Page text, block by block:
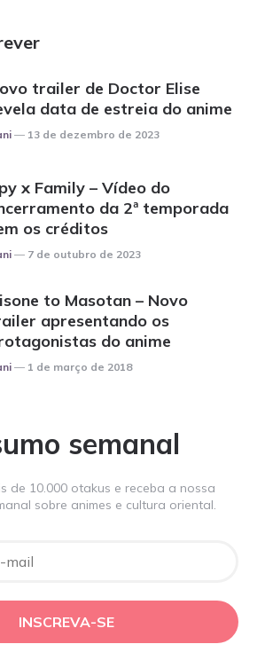
trailer de Doctor Elise
data de estreia do anime
13 de dezembro de 2023
x Family – Vídeo do
da 2ª temporada
os créditos
7 de outubro de 2023
to Masotan – Novo
apresentando os
do anime
1 de março de 2018
semanal
de 10.000 otakus e receba a nossa
sobre animes e cultura oriental.